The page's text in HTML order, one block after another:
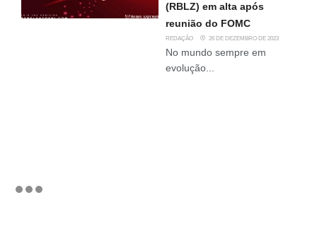
(RBLZ) em alta após
reunião do FOMC
REDAÇÃO 26 DE DEZEMBRO DE 2023
No mundo sempre em
evolução...